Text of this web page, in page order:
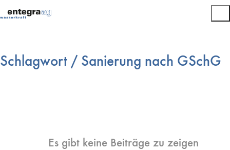
Schlagwort / Sanierung nach GSchG
Es gibt keine Beiträge zu zeigen